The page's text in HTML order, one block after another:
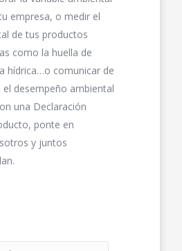
empresa, o medir el
de tus productos
como la huella de
hídrica…o comunicar de
desempeño ambiental
una Declaración
ponte en
y juntos